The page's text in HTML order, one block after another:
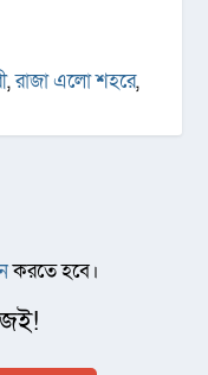
,রাজা এলো শহরে,
করতে হবে।